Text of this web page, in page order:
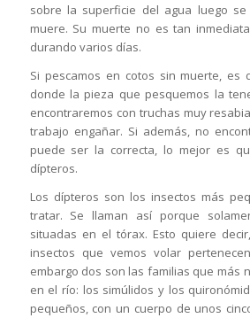
sobre la superficie del agua luego
muere. Su muerte no es tan
durando varios días.
Si pescamos en cotos sin muerte, es
donde la pieza que pesquemos la
encontraremos con truchas muy
trabajo engañar. Si además, no
puede ser la correcta, lo mejor es
dípteros.
Los dípteros son los insectos más
tratar. Se llaman así porque
situadas en el tórax. Esto quiere
insectos que vemos volar
embargo dos son las familias que más
en el río: los simúlidos y los
pequeños, con un cuerpo de unos